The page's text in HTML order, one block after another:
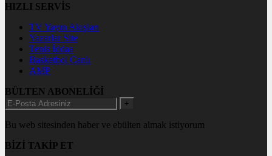
HIZLI SERVİS
TV Yayın Akışları
Yazarlar Site
Tenis İddaa
Basketbol Canlı
AMP
BÜLTEN ABONELİĞİ
+
Bu web sitesinden haber ve ebülten almak istiyorum
BİZİ TAKİP ET